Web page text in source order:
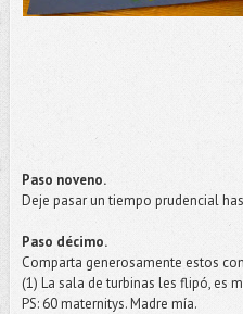
Paso noveno.
Deje pasar un tiempo prudencial
Paso décimo.
Comparta generosamente estos
(1) La sala de turbinas les flipó, es
PS: 60 maternitys. Madre mía.